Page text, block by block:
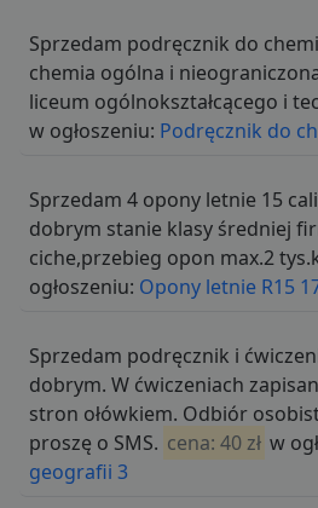
Sprzedam podręcznik do
chemia ogólna i
liceum ogólnokształcącego i
w ogłoszeniu: Podręcznik do
Sprzedam 4 opony letnie 15
dobrym stanie klasy średniej
ciche,przebieg opon max.2
ogłoszeniu: Opony letnie R15
Sprzedam podręcznik i
dobrym. W ćwiczeniach
stron ołówkiem. Odbiór
proszę o SMS. cena: 40 zł w
geografii 3